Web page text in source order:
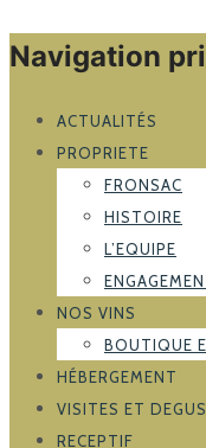
Navigation
ACTUALITÉS
PROPRIETE
FRONSAC
HISTOIRE
L’EQUIPE
NOS VINS
BOUTIQUE
HÉBERGEMENT
VISITES ET
RECEPTIF